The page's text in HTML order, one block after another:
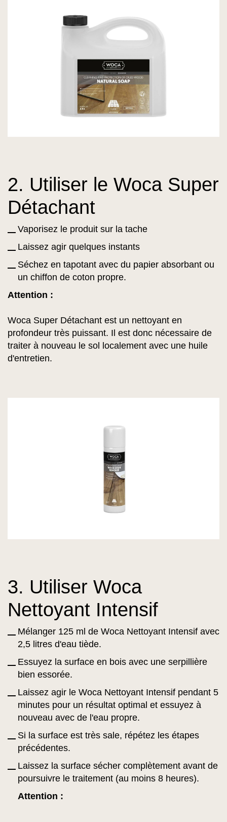
2. Utiliser le Woca Super
Détachant
Vaporisez le produit sur la tache
Laissez agir quelques instants
Séchez en tapotant avec du papier absorbant ou
un chiffon de coton propre.
Attention :
Woca Super Détachant est un nettoyant en
profondeur très puissant. Il est donc nécessaire de
traiter à nouveau le sol localement avec une huile
d'entretien.
3. Utiliser Woca
Nettoyant Intensif
Mélanger 125 ml de Woca Nettoyant Intensif avec
2,5 litres d'eau tiède.
Essuyez la surface en bois avec une serpillière
bien essorée.
Laissez agir le Woca Nettoyant Intensif pendant 5
minutes pour un résultat optimal et essuyez à
nouveau avec de l'eau propre.
Si la surface est très sale, répétez les étapes
précédentes.
Laissez la surface sécher complètement avant de
poursuivre le traitement (au moins 8 heures).
Attention :